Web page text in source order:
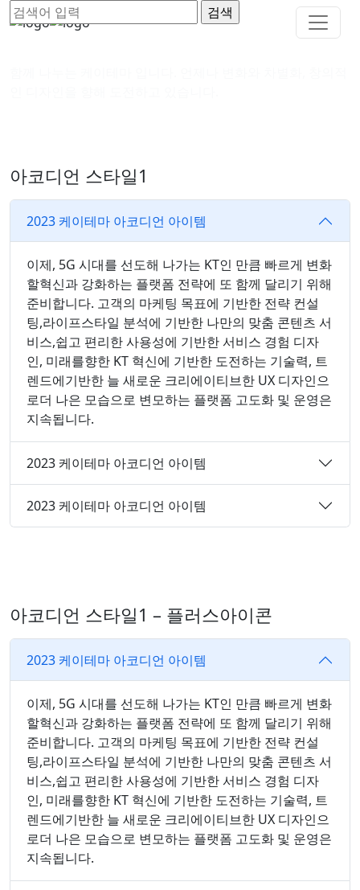
아코디언 스타일1
2023 케이테마 아코디언 아이템
이제, 5G 시대를 선도해 나가는 KT인 만큼 빠르게 변화
할혁신과 강화하는 플랫폼 전략에 또 함께 달리기 위해
준비합니다. 고객의 마케팅 목표에 기반한 전략 컨설
팅,라이프스타일 분석에 기반한 나만의 맞춤 콘텐츠 서
비스,쉽고 편리한 사용성에 기반한 서비스 경험 디자
인, 미래를향한 KT 혁신에 기반한 도전하는 기술력, 트
렌드에기반한 늘 새로운 크리에이티브한 UX 디자인으
로더 나은 모습으로 변모하는 플랫폼 고도화 및 운영은
지속됩니다.
2023 케이테마 아코디언 아이템
2023 케이테마 아코디언 아이템
아코디언 스타일1 – 플러스아이콘
2023 케이테마 아코디언 아이템
이제, 5G 시대를 선도해 나가는 KT인 만큼 빠르게 변화
할혁신과 강화하는 플랫폼 전략에 또 함께 달리기 위해
준비합니다. 고객의 마케팅 목표에 기반한 전략 컨설
팅,라이프스타일 분석에 기반한 나만의 맞춤 콘텐츠 서
비스,쉽고 편리한 사용성에 기반한 서비스 경험 디자
인, 미래를향한 KT 혁신에 기반한 도전하는 기술력, 트
렌드에기반한 늘 새로운 크리에이티브한 UX 디자인으
로더 나은 모습으로 변모하는 플랫폼 고도화 및 운영은
지속됩니다.